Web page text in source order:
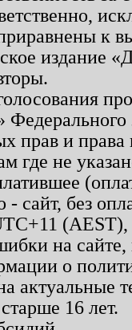
к
издание
прав и
где не
сайт, без
на
о
актуальные
16 лет.